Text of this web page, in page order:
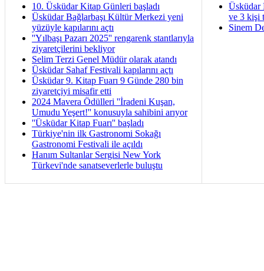
10. Üsküdar Kitap Günleri başladı
Üsküdar Bağlarbaşı Kültür Merkezi yeni
yüzüyle kapılarını açtı
''Yılbaşı Pazarı 2025'' rengarenk stantlarıyla
ziyaretçilerini bekliyor
Selim Terzi Genel Müdür olarak atandı
Üsküdar Sahaf Festivali kapılarını açtı
Üsküdar 9. Kitap Fuarı 9 Günde 280 bin
ziyaretçiyi misafir etti
2024 Mavera Ödülleri ''İradeni Kuşan,
Umudu Yeşert!'' konusuyla sahibini arıyor
''Üsküdar Kitap Fuarı'' başladı
Türkiye'nin ilk Gastronomi Sokağı
Gastronomi Festivali ile açıldı
Hanım Sultanlar Sergisi New York
Türkevi'nde sanatseverlerle buluştu
Üsküdar
ve 3 kişi
Sinem